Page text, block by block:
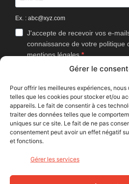
Gérer le
Pour offrir les meilleures expériences,
telles que les cookies pour stocker et/ou
appareils. Le fait de consentir à ces
traiter des données telles que le
uniques sur ce site. Le fait de ne pas
consentement peut avoir un effet négatif
et fonctions.
Gérer les services
Ex. : abc@xyz.com
J'accepte de recevoir vos e-
connaissance de votre politique
mentions légales.
Vous pouvez vous désinscrire à tout
J'accepte que Bike Café
newsletters afin d'améliorer les
S'INSCRIRE
NOUS